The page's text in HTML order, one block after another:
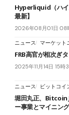
Hyperliquid（ハイ
最新】
2026年08月01日 08
ニュース マーケット
FRB高官が相次ぎ
2025年11月14日 15時
ニュース ビットコイ
堀田丸正、Bitcoin
ー事業とマイニン